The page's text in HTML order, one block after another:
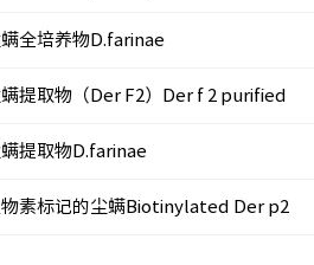
全培养物D.farinae
提取物（Der F2）Der f 2 purified
提取物D.farinae
物素标记的尘螨Biotinylated Der p2